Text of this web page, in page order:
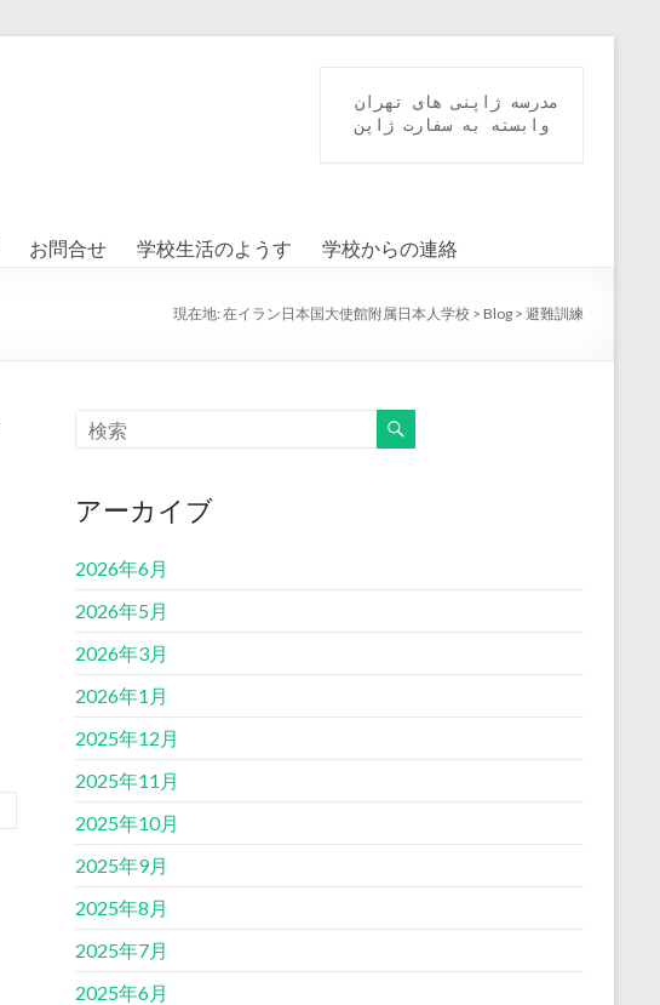
مدرسه ژاپنی های تهران
お問合せ 学校生活のようす 学校からの連絡
現在地: 在イラン日本国大使館附属日本人学校 > Blog > 避難訓練
アーカイブ
2026年6月
2026年5月
2026年3月
2026年1月
2025年12月
2025年11月
2025年10月
2025年9月
2025年8月
2025年7月
2025年6月